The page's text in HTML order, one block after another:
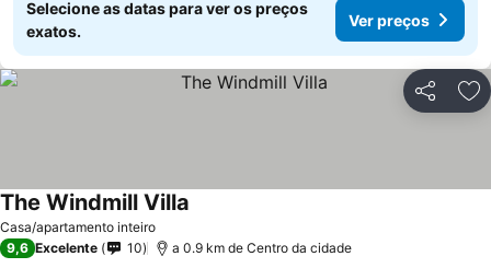
Selecione as datas para ver os preços
exatos.
Ver preços
Partilhar
Casa/apartamento inteiro
The Windmill Villa
9,6 Excelente 10 a 0.9 km de Centro da cidade